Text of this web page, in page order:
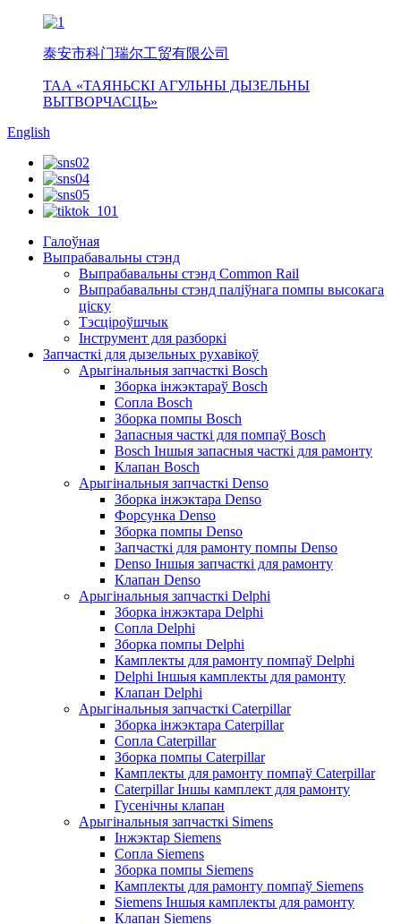
泰安市科门瑞尔工贸有限公司
ТАА «ТАЯНЬСКІ АГУЛЬНЫ ДЫЗЕЛЬНЫ
ВЫТВОРЧАСЦЬ»
English
Галоўная
Выпрабавальны стэнд
Выпрабавальны стэнд Common Rail
Выпрабавальны стэнд паліўнага помпы высокага
ціску
Тэсціроўшчык
Інструмент для разборкі
Запчасткі для дызельных рухавікоў
Арыгінальныя запчасткі Bosch
Зборка інжэктараў Bosch
Сопла Bosch
Зборка помпы Bosch
Запасныя часткі для помпаў Bosch
Bosch Іншыя запасныя часткі для рамонту
Клапан Bosch
Арыгінальныя запчасткі Denso
Зборка інжэктара Denso
Форсунка Denso
Зборка помпы Denso
Запчасткі для рамонту помпы Denso
Denso Іншыя запчасткі для рамонту
Клапан Denso
Арыгінальныя запчасткі Delphi
Зборка інжэктара Delphi
Сопла Delphi
Зборка помпы Delphi
Камплекты для рамонту помпаў Delphi
Delphi Іншыя камплекты для рамонту
Клапан Delphi
Арыгінальныя запчасткі Caterpillar
Зборка інжэктара Caterpillar
Сопла Caterpillar
Зборка помпы Caterpillar
Камплекты для рамонту помпаў Caterpillar
Caterpillar Іншы камплект для рамонту
Гусенічны клапан
Арыгінальныя запчасткі Simens
Інжэктар Siemens
Сопла Siemens
Зборка помпы Siemens
Камплекты для рамонту помпаў Siemens
Siemens Іншыя камплекты для рамонту
Клапан Siemens